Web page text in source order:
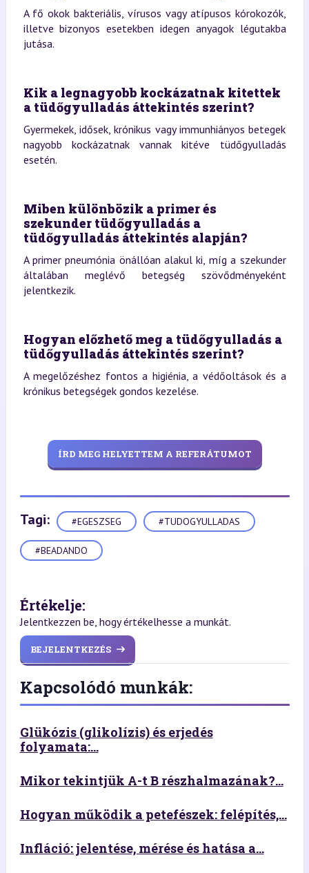
A fő okok bakteriális, vírusos vagy atípusos kórokozók,
illetve bizonyos esetekben idegen anyagok légutakba
jutása.
Kik a legnagyobb kockázatnak kitettek
a tüdőgyulladás áttekintés szerint?
Gyermekek, idősek, krónikus vagy immunhiányos betegek
nagyobb kockázatnak vannak kitéve tüdőgyulladás
esetén.
Miben különbözik a primer és
szekunder tüdőgyulladás a
tüdőgyulladás áttekintés alapján?
A primer pneumónia önállóan alakul ki, míg a szekunder
általában meglévő betegség szövődményeként
jelentkezik.
Hogyan előzhető meg a tüdőgyulladás a
tüdőgyulladás áttekintés szerint?
A megelőzéshez fontos a higiénia, a védőoltások és a
krónikus betegségek gondos kezelése.
ÍRD MEG HELYETTEM A REFERÁTUMOT
Tagi: #EGESZSEG #TUDOGYULLADAS
#BEADANDO
Értékelje:
Jelentkezzen be, hogy értékelhesse a munkát.
BEJELENTKEZÉS
Kapcsolódó munkák:
Glükózis (glikolízis) és erjedés
folyamata:...
Mikor tekintjük A-t B részhalmazának?...
Hogyan működik a petefészek: felépítés,...
Infláció: jelentése, mérése és hatása a...